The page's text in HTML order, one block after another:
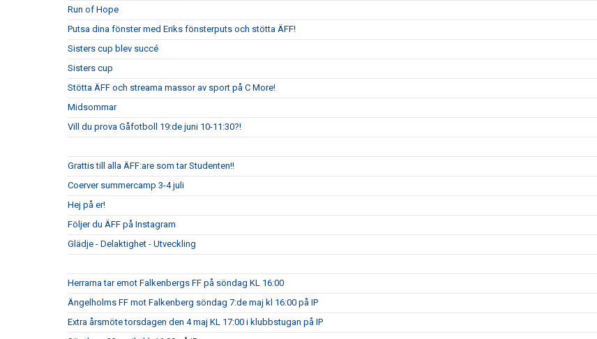
Run of Hope
Putsa dina fönster med Eriks fönsterputs och stötta ÄFF!
Sisters cup blev succé
Sisters cup
Stötta ÄFF och streama massor av sport på C More!
Midsommar
Vill du prova Gåfotboll 19:de juni 10-11:30?!
Grattis till alla ÄFF:are som tar Studenten!!
Coerver summercamp 3-4 juli
Hej på er!
Följer du ÄFF på Instagram
Glädje - Delaktighet - Utveckling
Herrarna tar emot Falkenbergs FF på söndag KL 16:00
Ängelholms FF mot Falkenberg söndag 7:de maj kl 16:00 på IP
Extra årsmöte torsdagen den 4 maj KL 17:00 i klubbstugan på IP